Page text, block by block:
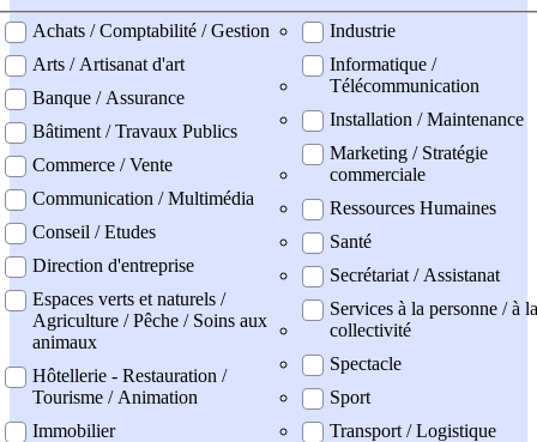
professionel
Achats / Comptabilité / Gestion
Arts / Artisanat d'art
Banque / Assurance
Bâtiment / Travaux Publics
Commerce / Vente
Communication / Multimédia
Conseil / Etudes
Direction d'entreprise
Espaces verts et naturels /
Agriculture / Pêche / Soins aux
animaux
Hôtellerie - Restauration /
Tourisme / Animation
Immobilier
Industrie
Informatique /
Télécommunication
Installation / Maintenance
Marketing / Stratégie
commerciale
Ressources Humaines
Santé
Secrétariat / Assistanat
Services à la personne / à la
collectivité
Spectacle
Sport
Transport / Logistique